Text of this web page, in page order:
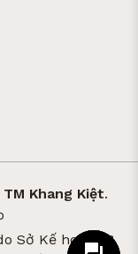
Khang Kiệt.
Sở Kế hoạch &